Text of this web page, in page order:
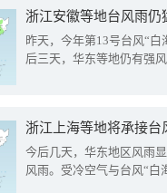
浙江安徽等地台风雨
昨天，今年第13号台风“
后三天，华东等地仍有强
浙江上海等地将承接台
今后几天，华东地区风雨
风雨。受冷空气与台风“白